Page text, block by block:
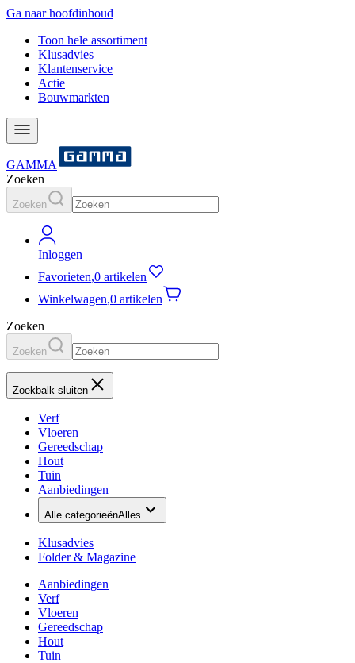
Ga naar hoofdinhoud
Toon hele assortiment
Klusadvies
Klantenservice
Actie
Bouwmarkten
GAMMA
Zoeken
Zoeken
Inloggen
Favorieten,0 artikelen
Winkelwagen,0 artikelen
Zoeken
Zoeken
Zoekbalk sluiten
Verf
Vloeren
Gereedschap
Hout
Tuin
Aanbiedingen
Alle categorieënAlles
Klusadvies
Folder & Magazine
Aanbiedingen
Verf
Vloeren
Gereedschap
Hout
Tuin